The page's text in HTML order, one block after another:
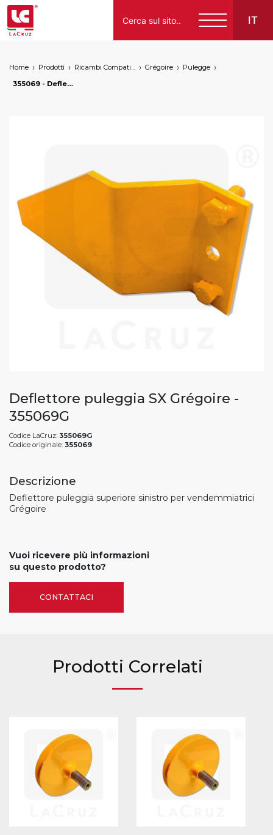
IT
Home Prodotti Ricambi Compatibili per Vendemmiatrici a Marchio Grégoire
Pulegge
355069 - Deflettore puleggia SX Grégoire, markets: []string{"A", "B", "AU"}
Deflettore puleggia SX Grégoire -
355069G
Codice LaCruz: 355069G
Codice originale: 355069
Descrizione
Deflettore puleggia superiore sinistro per vendemmiatrici
Grégoire
Vuoi ricevere più informazioni
su questo prodotto?
CONTATTACI
Prodotti Correlati